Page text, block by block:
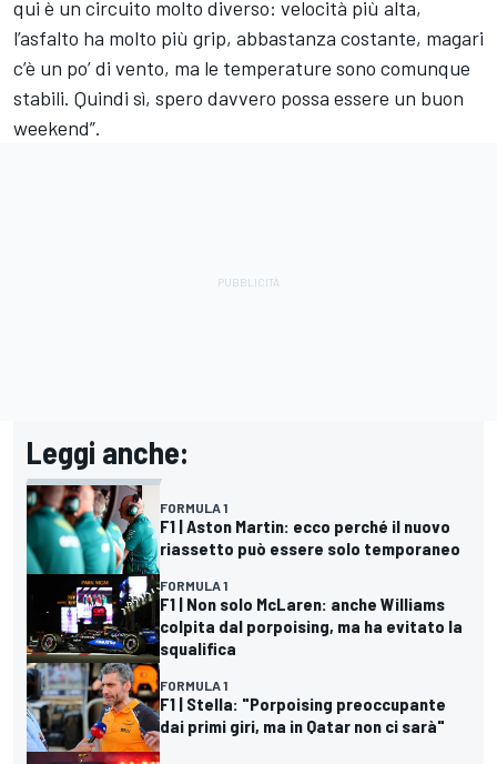
qui è un circuito molto diverso: velocità più alta,
l’asfalto ha molto più grip, abbastanza costante, magari
c’è un po’ di vento, ma le temperature sono comunque
stabili. Quindi sì, spero davvero possa essere un buon
weekend”.
Leggi anche:
FORMULA 1
F1 | Aston Martin: ecco perché il nuovo
riassetto può essere solo temporaneo
FORMULA 1
F1 | Non solo McLaren: anche Williams
colpita dal porpoising, ma ha evitato la
squalifica
FORMULA 1
F1 | Stella: "Porpoising preoccupante
dai primi giri, ma in Qatar non ci sarà"